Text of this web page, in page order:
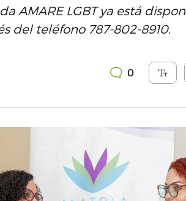
AMARE LGBT ya está
del teléfono 787-802-8910.
0